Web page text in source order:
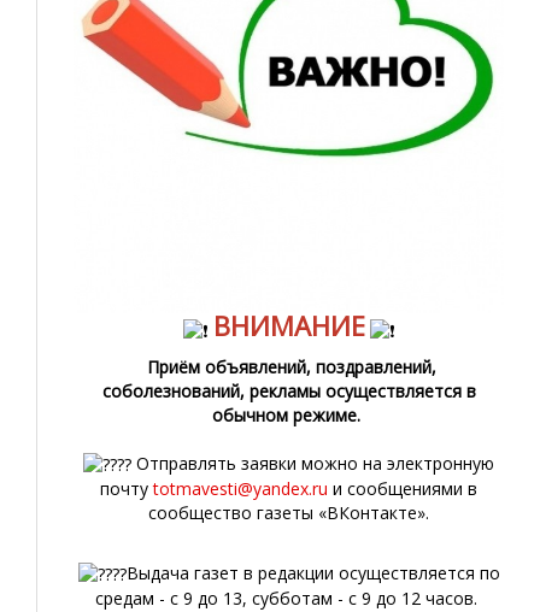
ВНИМАНИЕ
Приём объявлений, поздравлений,
соболезнований, рекламы осуществляется в
обычном режиме.
Отправлять заявки можно на электронную
почтуtotmavesti@yandex.ru и сообщениями в
сообщество газеты «ВКонтакте».
Выдача газет в редакции осуществляется по
средам - с 9 до 13, субботам - с 9 до 12 часов.